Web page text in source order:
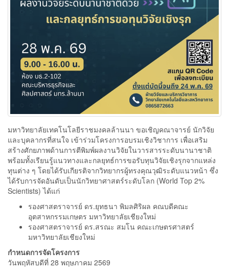
มหาวิทยาลัยเทคโนโลยีราชมงคลล้านนา ขอเชิญคณาจารย์ นักวิจัย
และบุคลากรที่สนใจ เข้าร่วมโครงการอบรมเชิงวิชาการ เพื่อเสริม
สร้างศักยภาพด้านการตีพิมพ์ผลงานวิจัยในวารสารระดับนานาชาติ
พร้อมทั้งเรียนรู้แนวทางและกลยุทธ์การขอรับทุนวิจัยเชิงรุกจากแหล่ง
ทุนต่าง ๆ โดยได้รับเกียรติจากวิทยากรผู้ทรงคุณวุฒิระดับแนวหน้า ซึ่ง
ได้รับการจัดอันดับเป็นนักวิทยาศาสตร์ระดับโลก (World Top 2%
Scientists) ได้แก่
รองศาสตราจารย์ ดร.ยุทธนา พิมลศิริผล คณบดีคณะ
อุตสาหกรรมเกษตร มหาวิทยาลัยเชียงใหม่
รองศาสตราจารย์ ดร.สรณะ สมโน คณะเกษตรศาสตร์
มหาวิทยาลัยเชียงใหม่
กำหนดการจัดโครงการ
วันพฤหัสบดีที่ 28 พฤษภาคม 2569